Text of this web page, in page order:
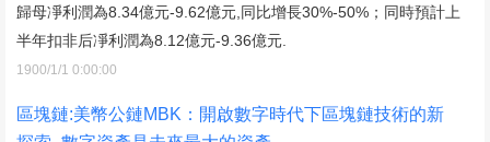
歸母凈利潤為8.34億元-9.62億元,同比增長30%-50%；同時預計上
半年扣非后凈利潤為8.12億元-9.36億元.
1900/1/1 0:00:00
區塊鏈:美幣公鏈MBK：開啟數字時代下區塊鏈技術的新